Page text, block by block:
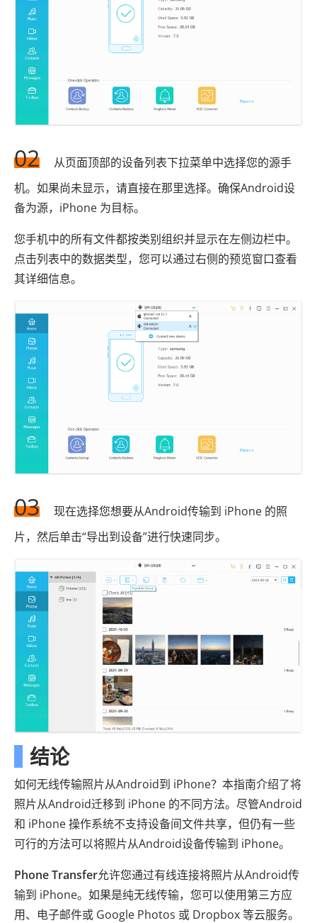
02
从页面顶部的设备列表下拉菜单中选择您的源手
机。如果尚未显示，请直接在那里选择。确保Android设
备为源，iPhone 为目标。
您手机中的所有文件都按类别组织并显示在左侧边栏中。
点击列表中的数据类型，您可以通过右侧的预览窗口查看
其详细信息。
03
现在选择您想要从Android传输到 iPhone 的照
片，然后单击“导出到设备”进行快速同步。
结论
如何无线传输照片从Android到 iPhone？本指南介绍了将
照片从Android迁移到 iPhone 的不同方法。尽管Android
和 iPhone 操作系统不支持设备间文件共享，但仍有一些
可行的方法可以将照片从Android设备传输到 iPhone。
Phone Transfer允许您通过有线连接将照片从Android传
输到 iPhone。如果是纯无线传输，您可以使用第三方应
用、电子邮件或 Google Photos 或 Dropbox 等云服务。